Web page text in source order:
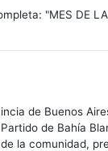
"MES DE
de Buenos
de Bahía
la comunidad,